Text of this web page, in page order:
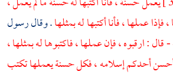
عملها ، فأنا أكتبها له بمثلها. وقال رسول
: ارقبوه ، فإن عملها ، فاكتبوها له بمثلها ،
أحدكم إسلامه ، فكل حسنة يعملها تكتب